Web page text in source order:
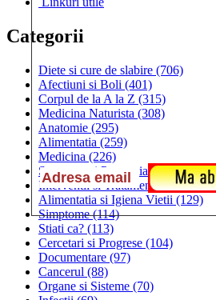
Categorii
Diete si cure de slabire (706)
Afectiuni si Boli (401)
Corpul de la A la Z (315)
Medicina Naturista (308)
Anatomie (295)
Alimentatia (259)
Medicina (226)
Sanatatea si Preventia(170)
Interventii si Tratamente(167)
Alimentatia si Igiena Vietii (129)
Simptome(114)
Stiati ca? (113)
Cercetari si Progrese (104)
Documentare (97)
Cancerul (88)
Organe si Sisteme (70)